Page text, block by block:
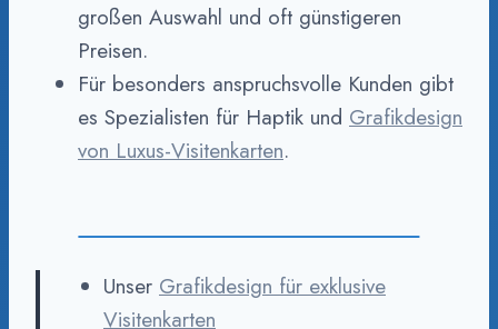
großen Auswahl und oft günstigeren
Preisen.
Für besonders anspruchsvolle Kunden gibt
es Spezialisten für Haptik und Grafikdesign
von Luxus-Visitenkarten.
Unser Grafikdesign für exklusive
Visitenkarten